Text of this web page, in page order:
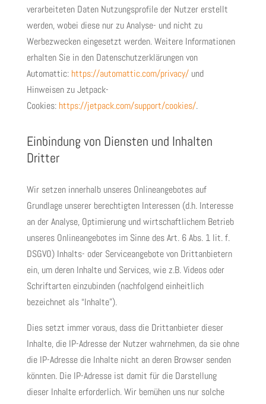
verarbeiteten Daten Nutzungsprofile der Nutzer erstellt
werden, wobei diese nur zu Analyse- und nicht zu
Werbezwecken eingesetzt werden. Weitere Informationen
erhalten Sie in den Datenschutzerklärungen von
Automattic: https://automattic.com/privacy/und
Hinweisen zu Jetpack-
Cookies: https://jetpack.com/support/cookies/.
Einbindung von Diensten und Inhalten
Dritter
Wir setzen innerhalb unseres Onlineangebotes auf
Grundlage unserer berechtigten Interessen (d.h. Interesse
an der Analyse, Optimierung und wirtschaftlichem Betrieb
unseres Onlineangebotes im Sinne des Art. 6 Abs. 1 lit. f.
DSGVO) Inhalts- oder Serviceangebote von Drittanbietern
ein, um deren Inhalte und Services, wie z.B. Videos oder
Schriftarten einzubinden (nachfolgend einheitlich
bezeichnet als “Inhalte”).
Dies setzt immer voraus, dass die Drittanbieter dieser
Inhalte, die IP-Adresse der Nutzer wahrnehmen, da sie ohne
die IP-Adresse die Inhalte nicht an deren Browser senden
könnten. Die IP-Adresse ist damit für die Darstellung
dieser Inhalte erforderlich. Wir bemühen uns nur solche